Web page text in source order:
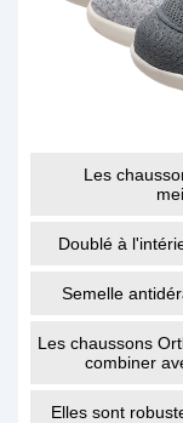
Les
Doublé à
Semelle
Les chaussons
combiner
Elles sont